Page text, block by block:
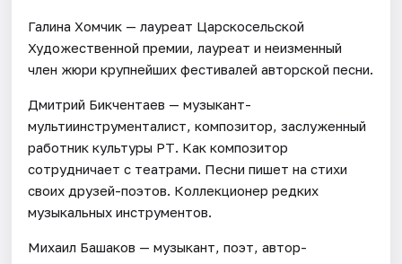
Галина Хомчик — лауреат Царскосельской
Художественной премии, лауреат и неизменный
член жюри крупнейших фестивалей авторской песни.
Дмитрий Бикчентаев — музыкант-
мультиинструменталист, композитор, заслуженный
работник культуры РТ. Как композитор
сотрудничает с театрами. Песни пишет на стихи
своих друзей-поэтов. Коллекционер редких
музыкальных инструментов.
Михаил Башаков — музыкант, поэт, автор-